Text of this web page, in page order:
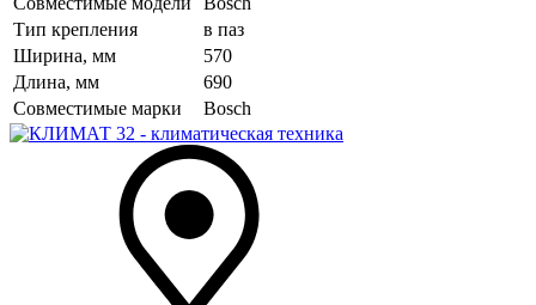
Тип крепления
в паз
Ширина, мм
570
Длина, мм
690
Совместимые марки
Bosch